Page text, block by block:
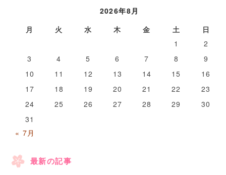
2026年8月
月
火 水 木 金 土 日
« 7月
1
2
3
4 5 6 7 8
9
10
11 12 13 14 15
16
17
18 19 20 21 22
23
24
25 26 27 28 29
30
31
最新の記事